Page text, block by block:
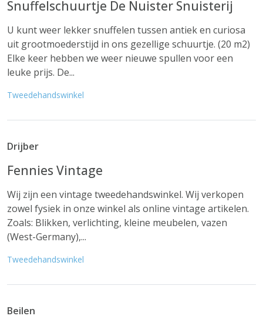
Snuffelschuurtje De Nuister Snuisterij
U kunt weer lekker snuffelen tussen antiek en curiosa
uit grootmoederstijd in ons gezellige schuurtje. (20 m2)
Elke keer hebben we weer nieuwe spullen voor een
leuke prijs. De...
Tweedehandswinkel
Drijber
Fennies Vintage
Wij zijn een vintage tweedehandswinkel. Wij verkopen
zowel fysiek in onze winkel als online vintage artikelen.
Zoals: Blikken, verlichting, kleine meubelen, vazen
(West-Germany),...
Tweedehandswinkel
Beilen